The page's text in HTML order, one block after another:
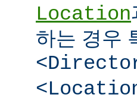
Location
하는 경우